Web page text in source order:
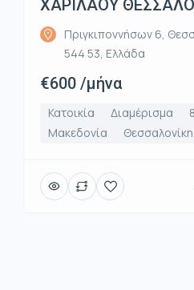
ΧΑΡΙΛΑΟΥ
Πριγκιποννήσων 6,
544 53, Ελλάδα
€600 /μήνα
Κατοικία Διαμέρισμα
Μακεδονία